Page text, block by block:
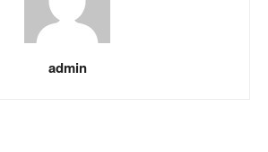
admin